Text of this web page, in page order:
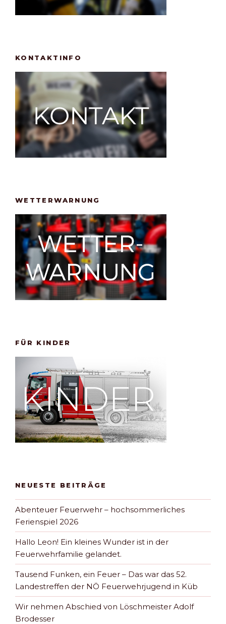
KONTAKTINFO
WETTERWARNUNG
FÜR KINDER
NEUESTE BEITRÄGE
Abenteuer Feuerwehr – hochsommerliches
Ferienspiel 2026
Hallo Leon! Ein kleines Wunder ist in der
Feuerwehrfamilie gelandet.
Tausend Funken, ein Feuer – Das war das 52.
Landestreffen der NÖ Feuerwehrjugend in Küb
Wir nehmen Abschied von Löschmeister Adolf
Brodesser